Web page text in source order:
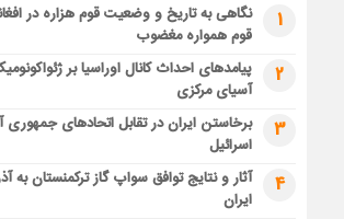
1
نگاهی به تاریخ و وضعیت قوم هزاره در
قوم همواره مغضوب
2
پیامدهای احداث کانال اوراسیا بر
آسیای مرکزی
3
برخاستن ایران در تقابل اتحادهای جمهوری
اسرائیل
4
آثار و نتایج توافق سواپ گاز ترکمنستان به
ایران